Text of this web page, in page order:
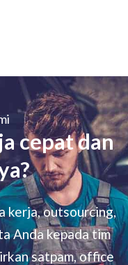
cepat dan
kerja, outsourcing,
Anda kepada tim
satpam, office